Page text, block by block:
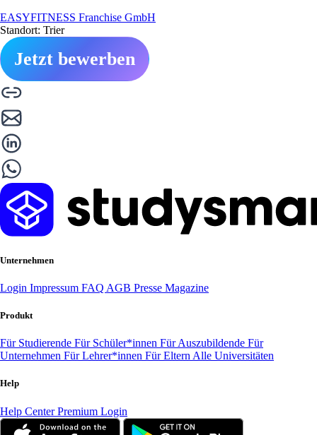
EASYFITNESS Franchise GmbH
Standort: Trier
Jetzt bewerben
Unternehmen
Login Impressum FAQ AGB Presse Magazine
Produkt
Für Studierende Für Schüler*innen Für Auszubildende Für
Unternehmen Für Lehrer*innen Für Eltern Alle Universitäten
Help
Help CenterPremium Login